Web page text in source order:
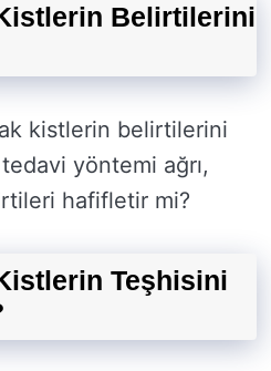
Belirtilerini
kistlerin belirtilerini
yöntemi ağrı,
hafifletir mi?
Teşhisini